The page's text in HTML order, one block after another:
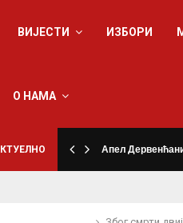
ВИЈЕСТИ ИЗБОРИ
О НАМА
Апел